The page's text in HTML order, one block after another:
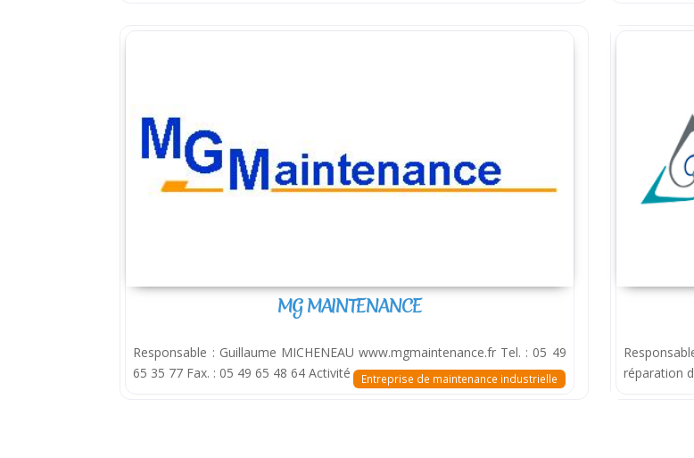
Entreprise de maintenance industrielle
MG MAINTENANCE
Responsable : Guillaume MICHENEAU www.mgmaintenance.fr Tel. : 05 49
65 35 77 Fax. : 05 49 65 48 64 Activité
réparation